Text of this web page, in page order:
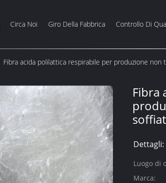
Circa Noi Giro Della Fabbrica Controllo Di
Fibra acida polilattica respirabile per produzione
Fibra
Dettagli:
Luogo di
Marca: